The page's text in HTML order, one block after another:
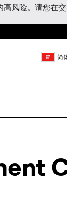
风险。请您在
简